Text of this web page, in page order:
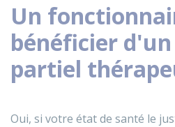
Un
bénéficier
partiel
Oui, si votre état de santé le